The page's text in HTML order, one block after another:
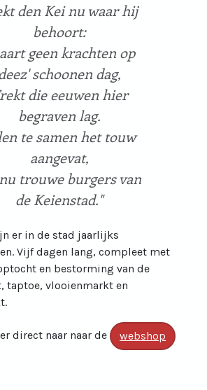
den Kei nu waar hij
behoort:
geen krachten op
schoonen dag,
die eeuwen hier
begraven lag.
te samen het touw
aangevat,
trouwe burgers van
de Keienstad."
er in de stad jaarlijks
Vijf dagen lang, compleet met
en bestorming van de
taptoe, vlooienmarkt en
direct naar naar de webshop